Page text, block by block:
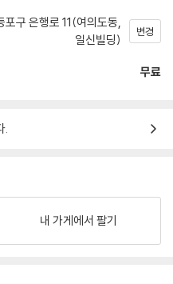
포구 은행로 11(여의도동,
일신빌딩)
변경
무료
.
내 가게에서 팔기